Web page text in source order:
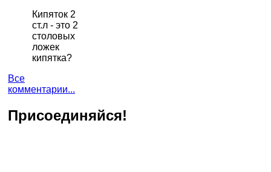
Кипяток 2
ст.л - это 2
столовых
ложек
кипятка?
Все
комментарии...
Присоединяйся!